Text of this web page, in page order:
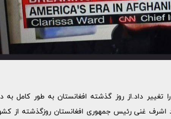
داد.از روز گذشته افغانستان به طور کامل
اشرف غنی رئیس جمهوری افغانستان روزگذشته از